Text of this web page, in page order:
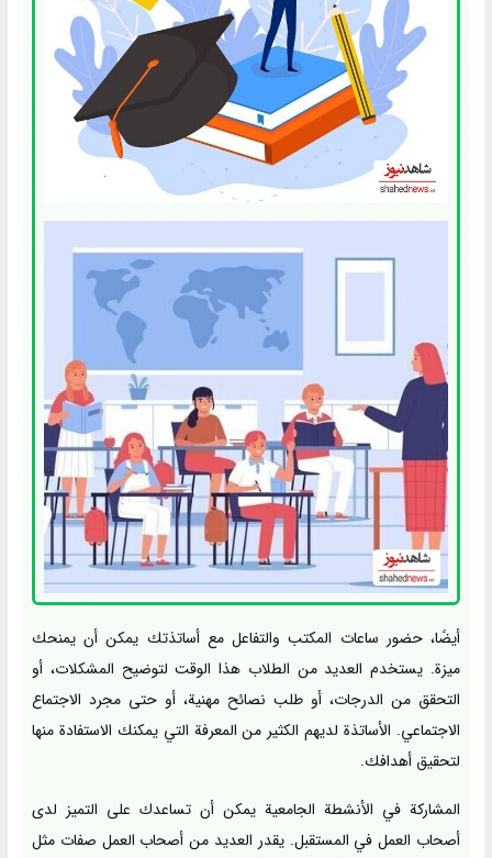
أيضًا، حضور ساعات المكتب والتفاعل مع أساتذتك يمكن أن يمنحك
ميزة. يستخدم العديد من الطلاب هذا الوقت لتوضيح المشكلات، أو
التحقق من الدرجات، أو طلب نصائح مهنية، أو حتى مجرد الاجتماع
الاجتماعي. الأساتذة لديهم الكثير من المعرفة التي يمكنك الاستفادة منها
لتحقيق أهدافك.
المشاركة في الأنشطة الجامعية يمكن أن تساعدك على التميز لدى
أصحاب العمل في المستقبل. يقدر العديد من أصحاب العمل صفات مثل